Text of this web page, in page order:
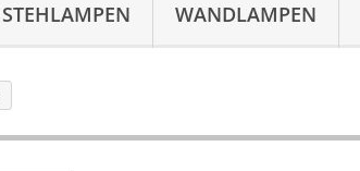
STEHLAMPEN WANDLAMPEN